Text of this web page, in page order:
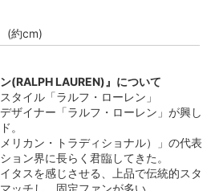
(約cm)
(RALPH LAUREN)』について
タイル「ラルフ・ローレン」
ザイナー「ラルフ・ローレン」が興し
。
リカン・トラディショナル）」の代表
ョン界に長らく君臨してきた。
タスを感じさせる、上品で伝統的スタ
ッチし、固定ファンが多い